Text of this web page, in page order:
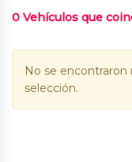
0 Vehículos que
No se encontraron
selección.